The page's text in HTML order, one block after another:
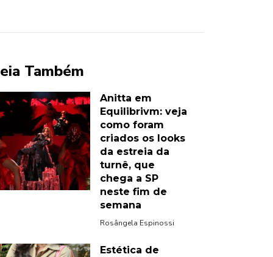
Também
Anitta em
Equilibrivm: veja
como foram
criados os looks
da estreia da
turnê, que
chega a SP
neste fim de
semana
Rosângela Espinossi
Estética de